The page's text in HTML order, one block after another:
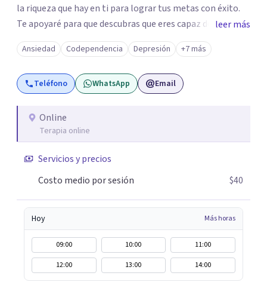
la riqueza que hay en ti para lograr tus metas con éxito.
Te apoyaré para que descubras que eres capaz de
convertir los problemas en oportunidades Tú tienes
derecho a vivir con bienestar, sin culpas, sin
remordimientos y en plenitud. Con amor propio todo es
posible. En el viaje de tu vida. ¿Te das cuenta que tienes
objetivos pero también hay momentos en los que has
experimentado situaciones que no te favorecen y te
paso para encontrar soluciones.
leer más
Ansiedad Codependencia Depresión +7 más
Teléfono WhatsApp Email
Online
Terapia online
Servicios y precios
Costo medio por sesión
$40
Hoy Más horas
09:00 10:00
11:00
12:00
13:00 14:00